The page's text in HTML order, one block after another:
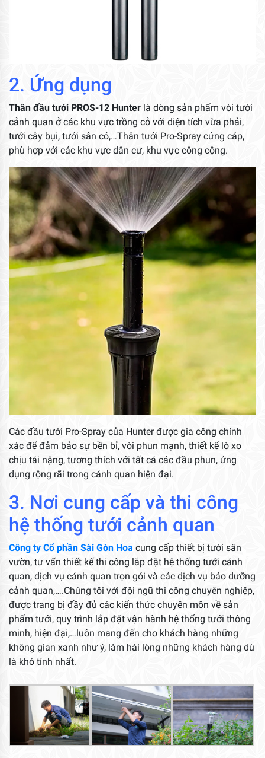
2. Ứng dụng
Thân đầu tưới PROS-12 Hunter là dòng sản phẩm vòi tưới
cảnh quan ở các khu vực trồng cỏ với diện tích vừa phải,
tưới cây bụi, tưới sân cỏ,…Thân tưới Pro-Spray cứng cáp,
phù hợp với các khu vực dân cư, khu vực công cộng.
Các đầu tưới Pro-Spray của Hunter được gia công chính
xác để đảm bảo sự bền bỉ, vòi phun mạnh, thiết kế lò xo
chịu tải nặng, tương thích với tất cả các đầu phun, ứng
dụng rộng rãi trong cảnh quan hiện đại.
3. Nơi cung cấp và thi công
hệ thống tưới cảnh quan
Công ty Cổ phần Sài Gòn Hoa cung cấp thiết bị tưới sân
vườn, tư vấn thiết kế thi công lắp đặt hệ thống tưới cảnh
quan, dịch vụ cảnh quan trọn gói và các dịch vụ bảo dưỡng
cảnh quan,….Chúng tôi với đội ngũ thi công chuyên nghiệp,
được trang bị đầy đủ các kiến thức chuyên môn về sản
phẩm tưới, quy trình lắp đặt vận hành hệ thống tưới thông
minh, hiện đại,…luôn mang đến cho khách hàng những
không gian xanh như ý, làm hài lòng những khách hàng dù
là khó tính nhất.